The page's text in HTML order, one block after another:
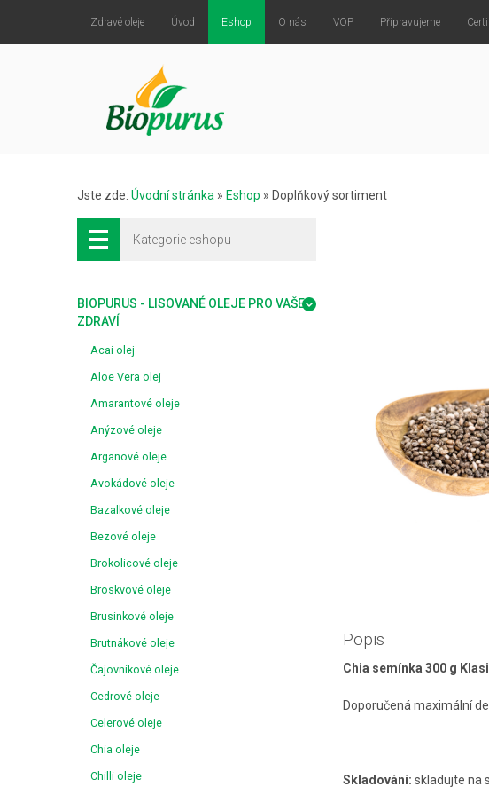
Zdravé oleje Úvod Eshop O nás VOP Připravujeme
Jste zde: Úvodní stránka » Eshop » Doplňkový sortiment
Kategorie eshopu
BIOPURUS - LISOVANÉ OLEJE PRO VAŠE
ZDRAVÍ
Acai olej
Aloe Vera olej
Amarantové oleje
Anýzové oleje
Arganové oleje
Avokádové oleje
Bazalkové oleje
Bezové oleje
Brokolicové oleje
Broskvové oleje
Brusinkové oleje
Brutnákové oleje
Čajovníkové oleje
Cedrové oleje
Celerové oleje
Chia oleje
Chilli oleje
Popis
Chia semínka 300 g
Doporučená maximální
Skladování: skladujte na